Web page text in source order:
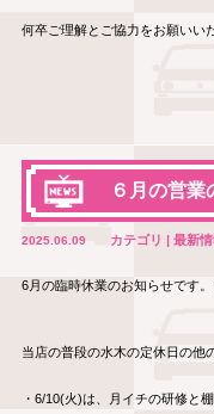
何卒ご理解とご協力をお願いい
６月の営
2025.06.09 カテゴリ | 最新情
6月の臨時休業のお知らせです
当店の普段の水木の定休日の他
・6/10(火)は、月イチの研修と